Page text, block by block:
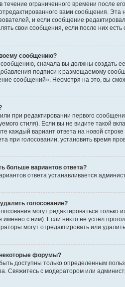
течение ограниченного времени после
вами сообщения. Эта
и если сообщение
свои сообщения, если после них
сообщению?
сначала вы должны создать
подписи к размещаемому
сообщений». Несмотря на это, вы
при редактировании первого
стиля). Если вы не видите такой
каждый вариант ответа на новой
при голосовании, установить время
больше вариантов ответа?
ответа устанавливается
голосование?
могут редактироваться
именно с ним). Если никто не успел
могут отредактировать или
форумы?
доступны только определенным
Свяжитесь с модератором или